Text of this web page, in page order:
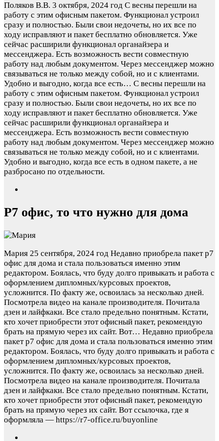
Поляков В.В. 3 октября, 2024 год С весны перешли на
работу с этим офисным пакетом. Функционал устроил
сразу и полностью. Были свои недочеты, но их все по
ходу исправляют и пакет бесплатно обновляется. Уже
сейчас расширили функционал органайзера и
мессенджера. Есть возможность вести совместную
работу над любым документом. Через мессенджер можно
связываться не только между собой, но и с клиентами.
Удобно и выгодно, когда все есть… С весны перешли на
работу с этим офисным пакетом. Функционал устроил
сразу и полностью. Были свои недочеты, но их все по
ходу исправляют и пакет бесплатно обновляется. Уже
сейчас расширили функционал органайзера и
мессенджера. Есть возможность вести совместную
работу над любым документом. Через мессенджер можно
связываться не только между собой, но и с клиентами.
Удобно и выгодно, когда все есть в одном пакете, а не
разбросано по отдельности.
Р7 офис, то что нужно для дома
Мария 25 сентября, 2024 год Недавно приобрела пакет р7
офис для дома и стала пользоваться именно этим
редактором. Боялась, что буду долго привыкать и работа с
оформлением дипломных/курсовых проектов,
усложнится. По факту же, освоилась за несколько дней.
Посмотрела видео на канале производителя. Почитала
дзен и лайфкаки. Все стало предельно понятным. Кстати,
кто хочет приобрести этот офисный пакет, рекомендую
брать на прямую через их сайт. Вот… Недавно приобрела
пакет р7 офис для дома и стала пользоваться именно этим
редактором. Боялась, что буду долго привыкать и работа с
оформлением дипломных/курсовых проектов,
усложнится. По факту же, освоилась за несколько дней.
Посмотрела видео на канале производителя. Почитала
дзен и лайфкаки. Все стало предельно понятным. Кстати,
кто хочет приобрести этот офисный пакет, рекомендую
брать на прямую через их сайт. Вот ссылочка, где я
оформляла — https://r7-office.ru/buyonline